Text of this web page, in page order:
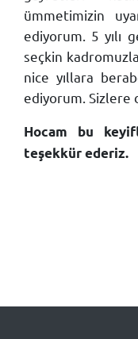
ümmetimizin
ediyorum. 5 yılı
seçkin
nice yıllara
ediyorum. Sizlere
Hocam bu
teşekkür ederiz.